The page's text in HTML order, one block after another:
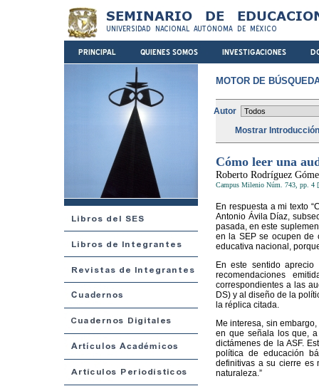
MOTOR DE
Autor
Mostrar
Cómo leer una
Roberto Rodríguez
Campus Milenio Núm. 743, pp. 4
En respuesta a mi texto
Antonio Ávila Díaz,
pasada, en este
en la SEP se ocupen de
educativa nacional,
En este sentido
recomendaciones
correspondientes a las
DS) y al diseño de la
la réplica citada.
Me interesa, sin
en que señala los que,
dictámenes de la ASF.
política de educación
definitivas a su cierre es
naturaleza.”